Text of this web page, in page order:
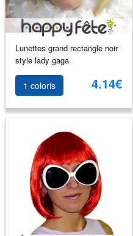
Lunettes grand rectangle noir
style lady gaga
1 coloris 4.14€